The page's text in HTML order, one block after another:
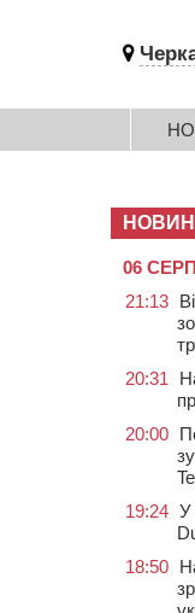
06
21:13
20:31
20:00
19:24 У
18:50